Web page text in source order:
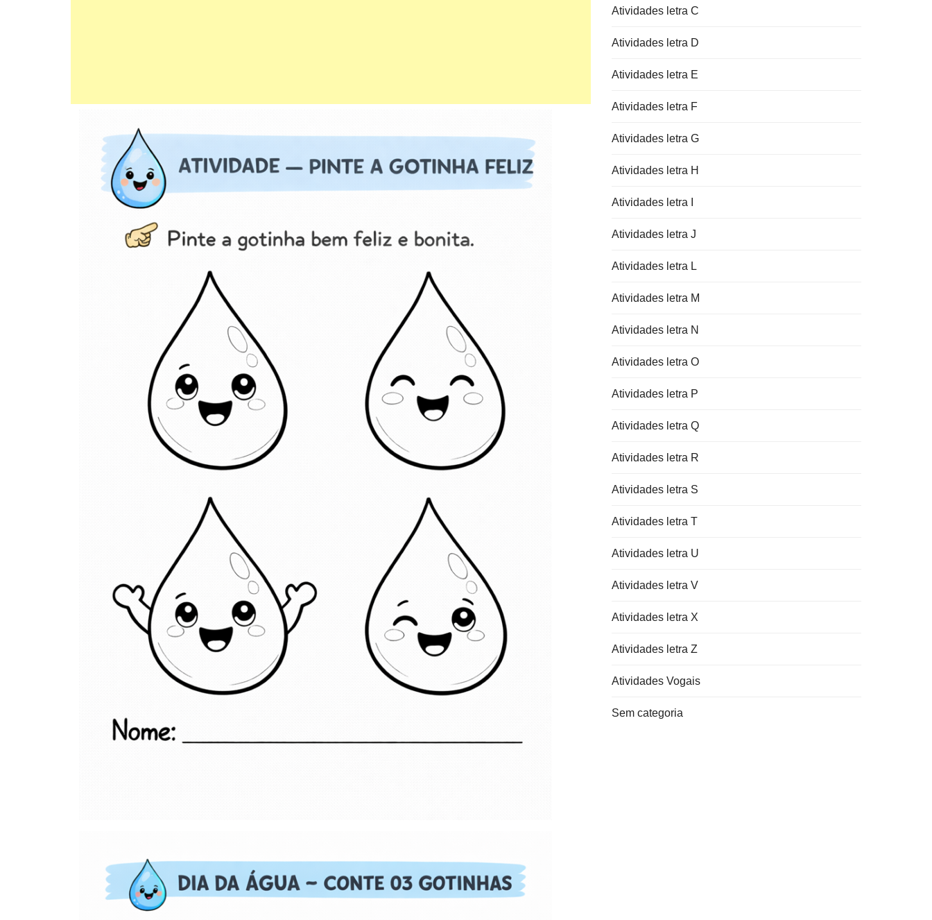
Atividades letra C
Atividades letra D
Atividades letra E
Atividades letra F
Atividades letra G
Atividades letra H
Atividades letra I
Atividades letra J
Atividades letra L
Atividades letra M
Atividades letra N
Atividades letra O
Atividades letra P
Atividades letra Q
Atividades letra R
Atividades letra S
Atividades letra T
Atividades letra U
Atividades letra V
Atividades letra X
Atividades letra Z
Atividades Vogais
Sem categoria